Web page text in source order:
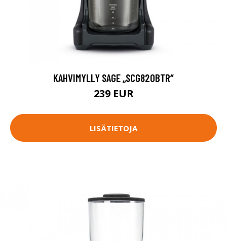
KAHVIMYLLY SAGE „SCG820BTR“
239 EUR
LISÄTIETOJA